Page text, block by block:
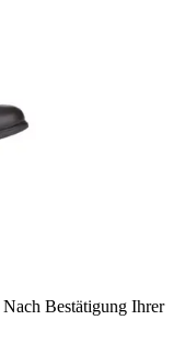
Nach Bestätigung Ihrer